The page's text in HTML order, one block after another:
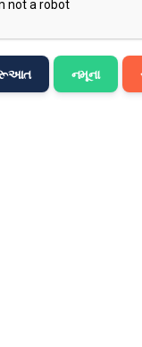
નમૂના